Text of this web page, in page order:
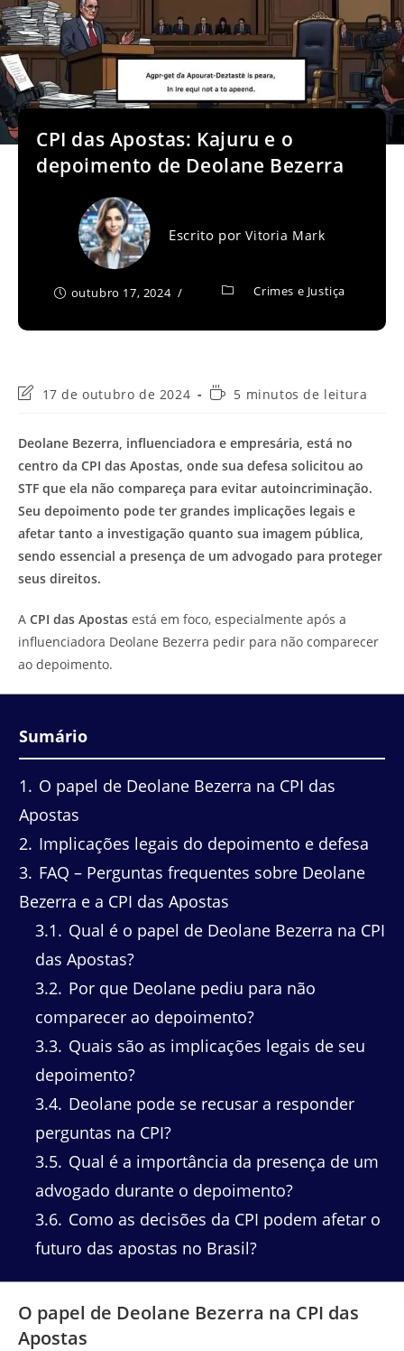
CPI das Apostas: Kajuru e o
depoimento de Deolane Bezerra
Escrito porVitoria Mark
outubro 17, 2024 Crimes e Justiça
Última
post:
17 de outubro de 2024
Tempo5 minutos de leitura
Deolane Bezerra, influenciadora e empresária, está no
centro da CPI das Apostas, onde sua defesa solicitou ao
STF que ela não compareça para evitar autoincriminação.
Seu depoimento pode ter grandes implicações legais e
afetar tanto a investigação quanto sua imagem pública,
sendo essencial a presença de um advogado para proteger
seus direitos.
A CPI das Apostas está em foco, especialmente após a
influenciadora Deolane Bezerra pedir para não comparecer
ao depoimento.
Sumário
1
O papel de Deolane Bezerra na CPI das
Apostas
2 Implicações legais do depoimento e defesa
3 FAQ – Perguntas frequentes sobre Deolane
Bezerra e a CPI das Apostas
3.1
Qual é o papel de Deolane Bezerra na CPI
das Apostas?
3.2 Por que Deolane pediu para não
comparecer ao depoimento?
3.3 Quais são as implicações legais de seu
depoimento?
3.4 Deolane pode se recusar a responder
perguntas na CPI?
3.5 Qual é a importância da presença de um
advogado durante o depoimento?
3.6 Como as decisões da CPI podem afetar o
futuro das apostas no Brasil?
O papel de Deolane Bezerra na CPI das
Apostas